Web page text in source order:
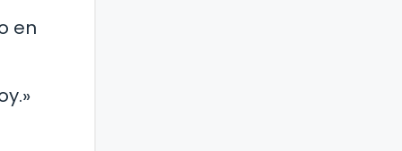
en